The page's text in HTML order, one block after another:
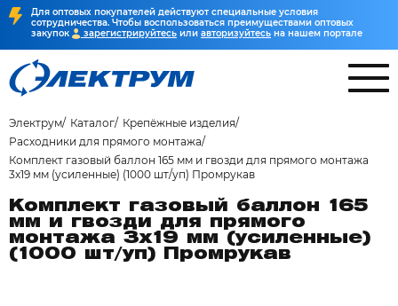
Для оптовых покупателей действуют специальные условия
сотрудничества. Чтобы воспользоваться преимуществами оптовых
закупок
зарегистрируйтесь или авторизуйтесь на нашем портале
Электрум Каталог
Крепёжные изделия
Расходники для прямого монтажа
Комплект газовый баллон 165 мм и гвозди для прямого монтажа
3х19 мм (усиленные) (1000 шт/уп) Промрукав
Комплект газовый баллон 165
мм и гвозди для прямого
монтажа 3х19 мм (усиленные)
(1000 шт/уп) Промрукав